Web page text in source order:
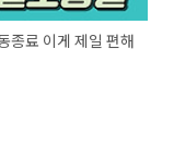
종료 이게 제일 편해